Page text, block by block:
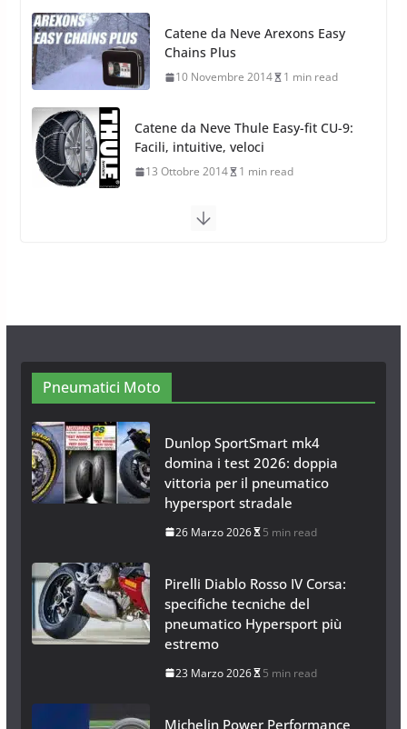
Catene da Neve Thule Easy-fit CU-9:
Facili, intuitive, veloci
13 Ottobre 2014 1 min read
Calze da Neve Arexocks by
Arexons
26 Ottobre 2013 1 min read
Calze da Neve per Auto 2025:
Pneumatici Moto
Dunlop SportSmart mk4
domina i test 2026: doppia
vittoria per il pneumatico
hypersport stradale
26 Marzo 2026 5 min read
Pirelli Diablo Rosso IV Corsa:
specifiche tecniche del
pneumatico Hypersport più
estremo
23 Marzo 2026 5 min read
Michelin Power Performance